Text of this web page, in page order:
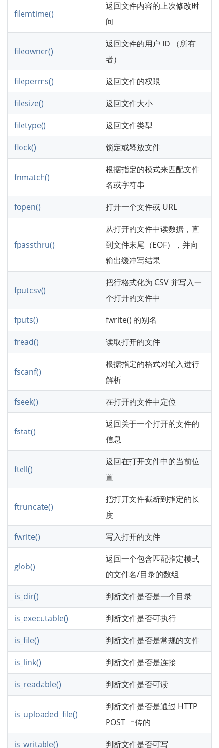
filemtime()
返回文件内容的上次修改时
间
fileowner()
返回文件的用户 ID （所有
者）
fileperms() 返回文件的权限
filesize() 返回文件大小
filetype() 返回文件类型
flock() 锁定或释放文件
fnmatch()
根据指定的模式来匹配文件
名或字符串
fopen() 打开一个文件或 URL
fpassthru()
从打开的文件中读数据，直
到文件末尾（EOF），并向
输出缓冲写结果
fputcsv()
把行格式化为 CSV 并写入一
个打开的文件中
fputs() fwrite() 的别名
fread() 读取打开的文件
fscanf()
根据指定的格式对输入进行
解析
fseek() 在打开的文件中定位
fstat()
返回关于一个打开的文件的
信息
ftell()
返回在打开文件中的当前位
置
ftruncate()
把打开文件截断到指定的长
度
fwrite() 写入打开的文件
glob()
返回一个包含匹配指定模式
的文件名/目录的数组
is_dir() 判断文件是否是一个目录
is_executable() 判断文件是否可执行
is_file() 判断文件是否是常规的文件
is_link() 判断文件是否是连接
is_readable() 判断文件是否可读
is_uploaded_file()
判断文件是否是通过 HTTP
POST 上传的
is_writable() 判断文件是否可写